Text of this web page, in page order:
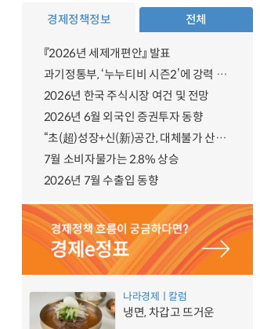
경제정책정보 전체
『2026년 세제개편안』 발표
과기정통부, ‘누누티비 시즌2’에 강력 대응 의지 밝혀
2026년 한국 주식시장 여건 및 전망
2026년 6월 외국인 증권투자 동향
“초(超)성장+신(新)공간, 대체불가 산업강국”
7월 소비자물가는 2.8% 상승
2026년 7월 수출입 동향
나라경제ㅣ칼럼
냉면, 차갑고 뜨거운